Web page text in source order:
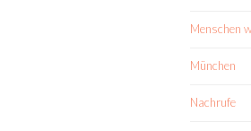
Menschen
München
Nachrufe